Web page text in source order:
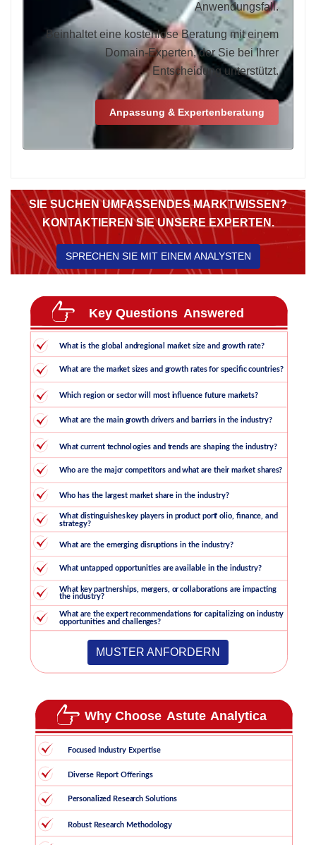
Anwendungsfall.
Beinhaltet eine kostenlose Beratung mit einem
Domain-Experten, der Sie bei Ihrer
Entscheidung unterstützt.
Anpassung & Expertenberatung
SIE SUCHEN UMFASSENDES MARKTWISSEN?
KONTAKTIEREN SIE UNSERE EXPERTEN.
SPRECHEN SIE MIT EINEM ANALYSTEN
MUSTER ANFORDERN